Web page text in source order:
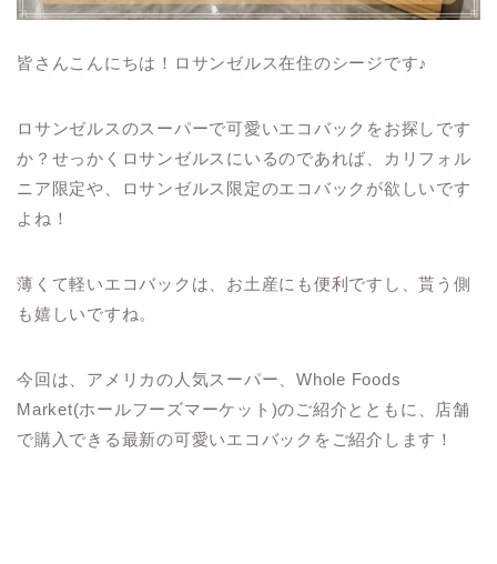
皆さんこんにちは！ロサンゼルス在住のシージです♪
ロサンゼルスのスーパーで可愛いエコバックをお探しです
か？せっかくロサンゼルスにいるのであれば、カリフォル
ニア限定や、ロサンゼルス限定のエコバックが欲しいです
よね！
薄くて軽いエコバックは、お土産にも便利ですし、貰う側
も嬉しいですね。
今回は、アメリカの人気スーパー、Whole Foods
Market(ホールフーズマーケット)のご紹介とともに、店舗
で購入できる最新の可愛いエコバックをご紹介します！